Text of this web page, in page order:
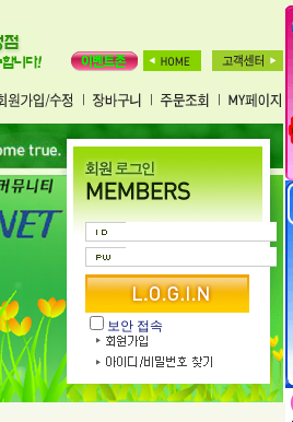
보안 접속